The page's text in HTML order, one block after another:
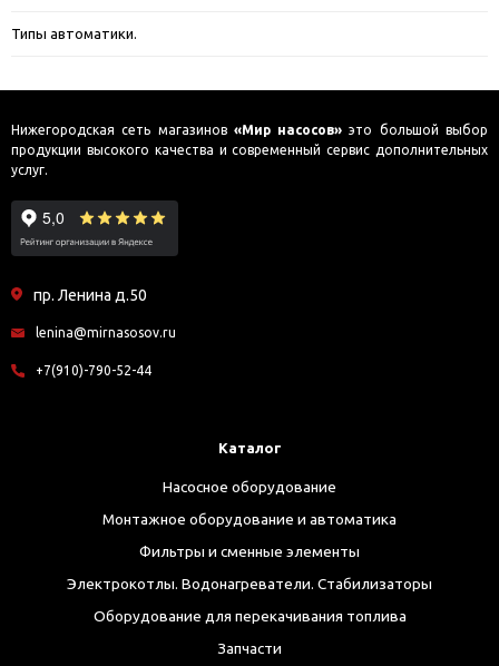
Типы автоматики.
Нижегородская сеть магазинов «Мир насосов» это большой выбор
продукции высокого качества и современный сервис дополнительных
услуг.
пр. Ленина д.50
lenina@mirnasosov.ru
+7(910)-790-52-44
Каталог
Насосное оборудование
Монтажное оборудование и автоматика
Фильтры и сменные элементы
Электрокотлы. Водонагреватели. Стабилизаторы
Оборудование для перекачивания топлива
Запчасти